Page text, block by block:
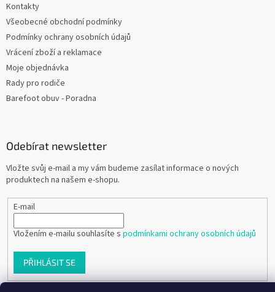
Kontakty
Všeobecné obchodní podmínky
Podmínky ochrany osobních údajů
Vrácení zboží a reklamace
Moje objednávka
Rady pro rodiče
Barefoot obuv - Poradna
Odebírat newsletter
Vložte svůj e-mail a my vám budeme zasílat informace o nových
produktech na našem e-shopu.
E-mail
Vložením e-mailu souhlasíte s podmínkami ochrany osobních údajů
PŘIHLÁSIT SE